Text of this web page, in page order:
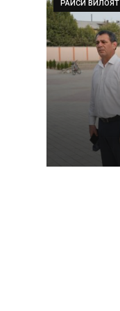
РАИСИ ВИЛОЯТ